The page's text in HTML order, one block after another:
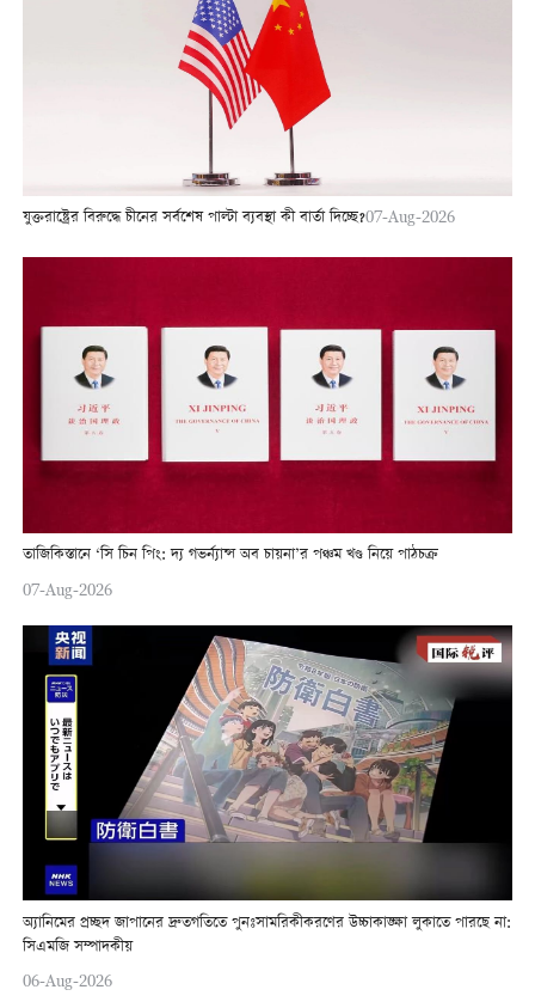
যুক্তরাষ্ট্রের বিরুদ্ধে চীনের সর্বশেষ পাল্টা ব্যবস্থা কী বার্তা দিচ্ছে?07-Aug-2026
তাজিকিস্তানে ‘সি চিন পিং: দ্য গভর্ন্যান্স অব চায়না’র পঞ্চম খণ্ড নিয়ে পাঠচক্র
07-Aug-2026
অ্যানিমের প্রচ্ছদ জাপানের দ্রুতগতিতে পুনঃসামরিকীকরণের উচ্চাকাঙ্ক্ষা লুকাতে পারছে না:
সিএমজি সম্পাদকীয়
06-Aug-2026